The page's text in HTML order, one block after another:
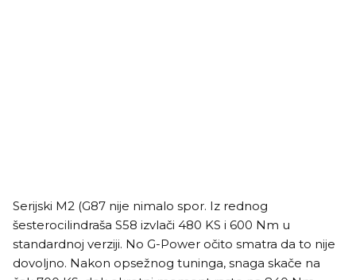
Serijski M2 (G87 nije nimalo spor. Iz rednog
šesterocilindraša S58 izvlači 480 KS i 600 Nm u
standardnoj verziji. No G-Power očito smatra da to nije
dovoljno. Nakon opsežnog tuninga, snaga skače na